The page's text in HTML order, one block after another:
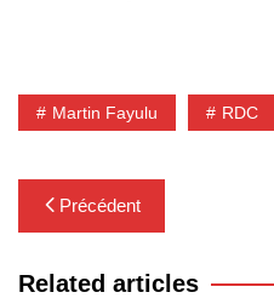
Martin Fayulu RDC
Navigation
de
l’article
Précédent
Related articles